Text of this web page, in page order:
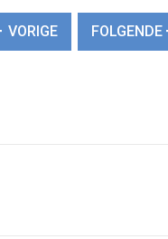
VORIGE FOLGENDE